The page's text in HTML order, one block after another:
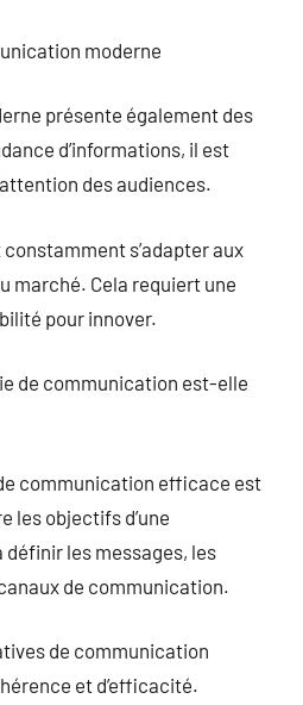
moderne
présente également des
d’informations, il est
des audiences.
s’adapter aux
marché. Cela requiert une
pour innover.
de communication est-elle
communication efficace est
les objectifs d’une
les messages, les
de communication.
de communication
et d’efficacité.